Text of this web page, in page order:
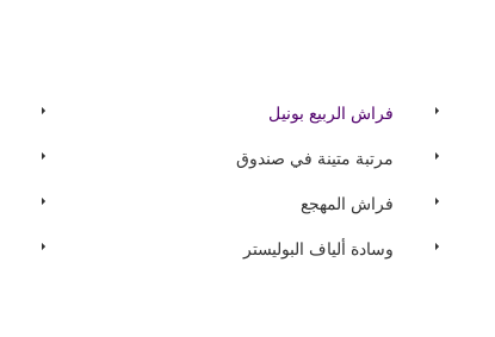
فراش الربيع بونيل
مرتبة متينة في صندوق
فراش المهجع
وسادة ألياف البوليستر